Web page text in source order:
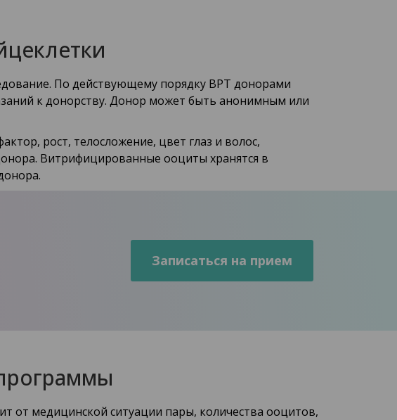
По действующему порядку ВРТ донорами
к донорству. Донор может быть анонимным или
рост, телосложение, цвет глаз и волос,
Витрифицированные ооциты хранятся в
от медицинской ситуации пары, количества ооцитов,